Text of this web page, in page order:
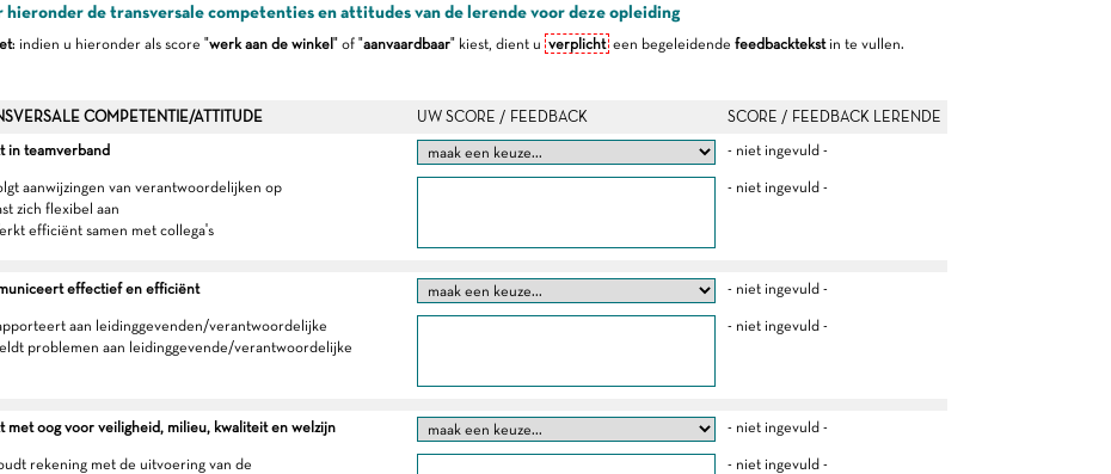
hieronder de transversale competenties en attitudes van de lerende voor deze opleiding
: indien u hieronder als score "werk aan de winkel " of "aanvaardbaar" kiest, dient u verplichteen begeleidende feedbacktekstin te vullen.
COMPETENTIE/ATTITUDE UW SCORE / FEEDBACK
SCORE / FEEDBACK LERENDE
in teamverband
- niet ingevuld -
aanwijzingen van verantwoordelijken op
zich flexibel aan
efficiënt samen met collega's
- niet ingevuld -
effectief en efficiënt - niet ingevuld -
aan leidinggevenden/verantwoordelijke
problemen aan leidinggevende/verantwoordelijke
- niet ingevuld -
met oog voor veiligheid, milieu, kwaliteit en welzijn - niet ingevuld -
rekening met de uitvoering van de
- niet ingevuld -